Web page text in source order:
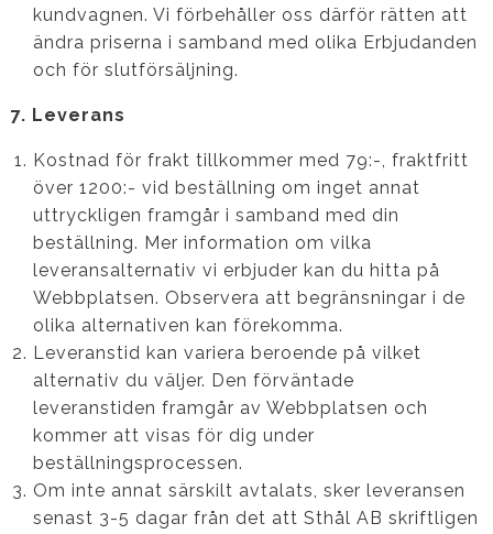
kundvagnen. Vi förbehåller oss därför rätten att
ändra priserna i samband med olika Erbjudanden
och för slutförsäljning.
7. Leverans
Kostnad för frakt tillkommer med 79:-, fraktfritt
över 1200:- vid beställning om inget annat
uttryckligen framgår i samband med din
beställning. Mer information om vilka
leveransalternativ vi erbjuder kan du hitta på
Webbplatsen. Observera att begränsningar i de
olika alternativen kan förekomma.
Leveranstid kan variera beroende på vilket
alternativ du väljer. Den förväntade
leveranstiden framgår av Webbplatsen och
kommer att visas för dig under
beställningsprocessen.
Om inte annat särskilt avtalats, sker leveransen
senast 3-5 dagar från det att Sthål AB skriftligen